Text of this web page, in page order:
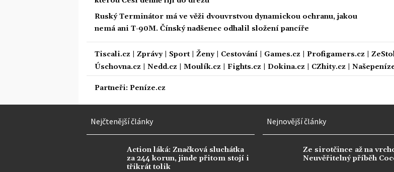
Ruský Terminátor má ve věži dvouvrstvou dynamickou ochranu, jakou
nemá ani T-90M. Čínský nadšenec odhalil složení pancíře
Tiscali.cz Zprávy| Sport| Ženy| Cestování Games.cz Profigamers.cz
Úschovna.cz
Nedd.cz Moulík.cz Fights.cz Dokina.cz CZhity.cz
Partneři: Peníze.cz
Nejčtenější články
Action láká: Značková sluchátka
za 244 korun, jinde přitom stojí i
třikrát tolik
Nejnovější články
Ze sirotčince až na
Neuvěřitelný příběh